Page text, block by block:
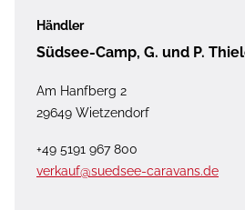
Händler
Südsee-Camp, G. und P.
Am Hanfberg 2
29649 Wietzendorf
+49 5191 967 800
verkauf@suedsee-caravans.de